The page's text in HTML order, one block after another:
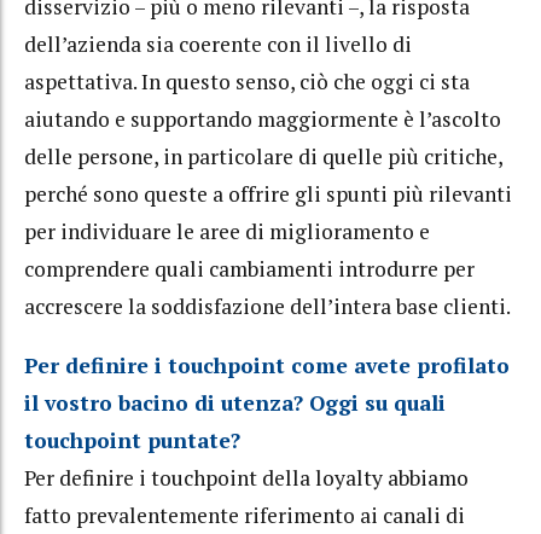
disservizio – più o meno rilevanti –, la risposta
dell’azienda sia coerente con il livello di
aspettativa. In questo senso, ciò che oggi ci sta
aiutando e supportando maggiormente è l’ascolto
delle persone, in particolare di quelle più critiche,
perché sono queste a offrire gli spunti più rilevanti
per individuare le aree di miglioramento e
comprendere quali cambiamenti introdurre per
accrescere la soddisfazione dell’intera base clienti.
Per definire i touchpoint come avete profilato
il vostro bacino di utenza? Oggi su quali
touchpoint puntate?
Per definire i touchpoint della loyalty abbiamo
fatto prevalentemente riferimento ai canali di